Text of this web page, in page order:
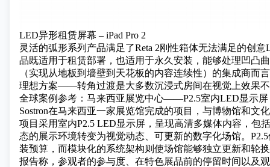
LED异形租赁屏幕 – iPad Pro 2
灵活的弧形系列产品满足了Reta 2刚性箱体无法满足的创意
品既适用于租赁部署，也适用于永久安装，能够处理凹凸
（实现从地板到墙壁到天花板的内容连续性）的集成商而
理想方案——转角过渡是大多数沉浸式房间在视觉上效果
全球案例参考：马来西亚展览中心——P2.5室内LED显示屏
Sostron在马来西亚一家展览馆完成的项目，与博物馆和
项目采用室内P2.5 LED显示屏，呈现高清多媒体内容，包
态的展示环境转变为视觉动态、可更新的数字化场馆。
装预算，而模块化的系统架构则使场馆能够独立更新和轮
报告称，参观者的参与度、在特色展品前的停留时间以及